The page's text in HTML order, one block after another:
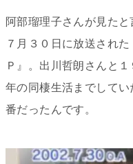
阿部瑠理子さんが見た
７月３０日に放送され
Ｐ』。出川哲朗さんと
年の同棲生活までして
番だったんです。